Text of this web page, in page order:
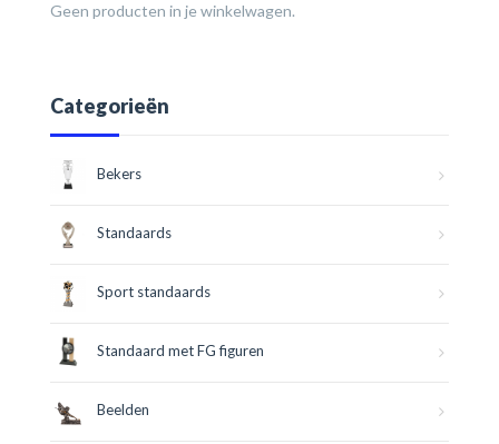
Geen producten in je winkelwagen.
Categorieën
Bekers
Standaards
Sport standaards
Standaard met FG figuren
Beelden